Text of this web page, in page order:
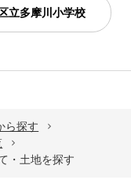
立多摩川小学校
ら探す
・土地を探す